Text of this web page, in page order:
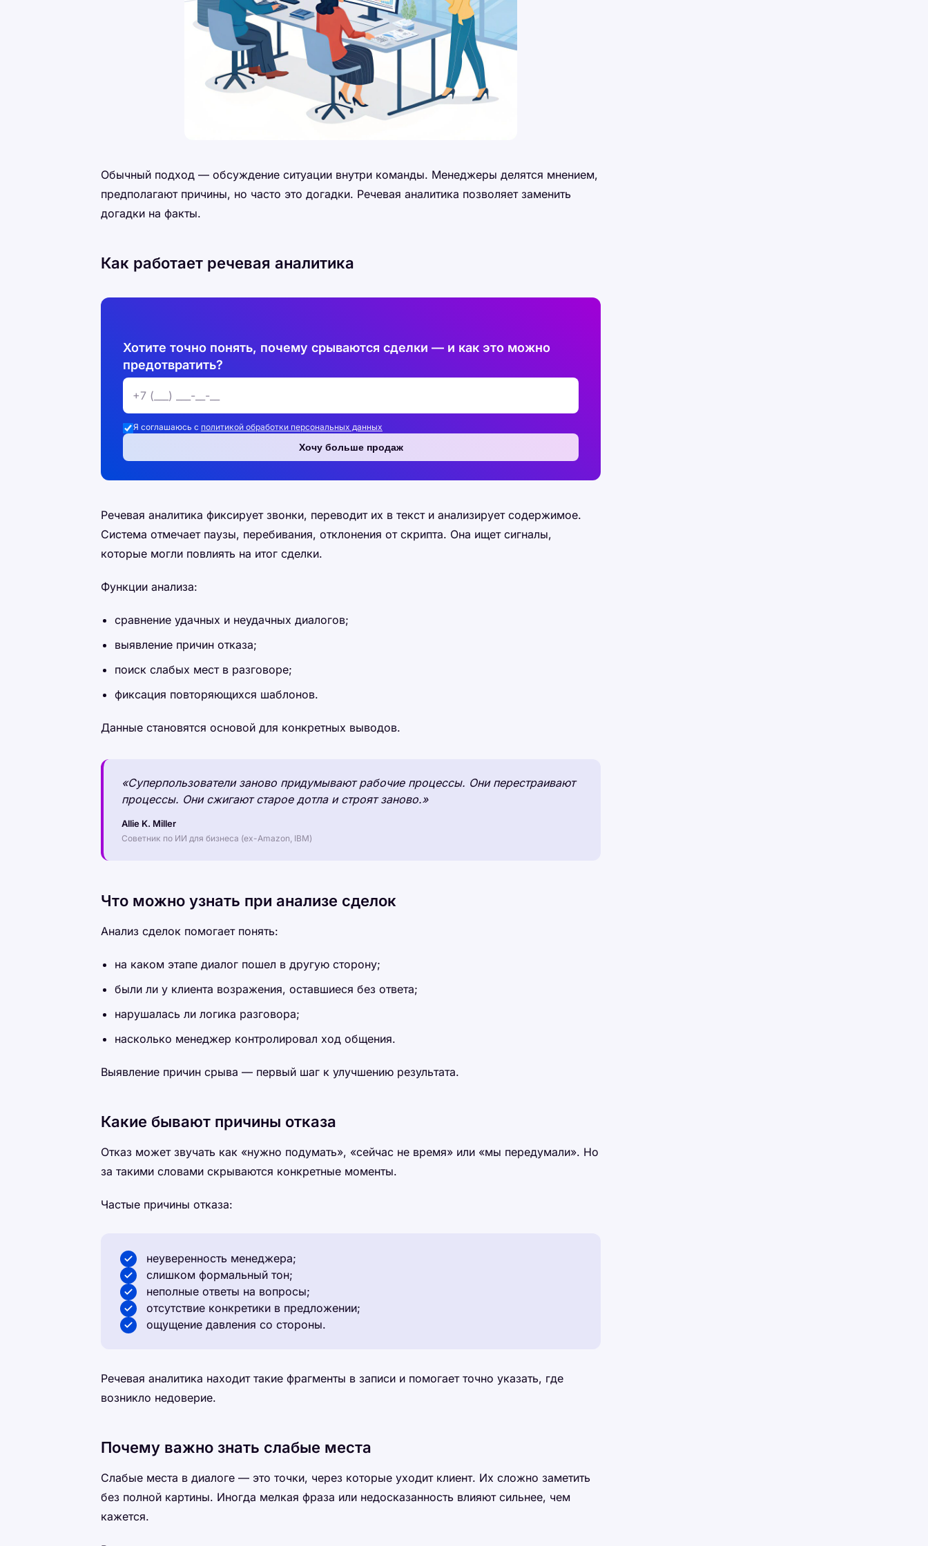
Обычный подход — обсуждение ситуации внутри команды. Менеджеры делятся мнением,
предполагают причины, но часто это догадки. Речевая аналитика позволяет заменить
догадки на факты.
Как работает речевая аналитика
Хотите точно понять, почему срываются сделки — и как это можно
предотвратить?
Я соглашаюсь с политикой обработки персональных данных
Хочу больше продаж
Речевая аналитика фиксирует звонки, переводит их в текст и анализирует содержимое.
Система отмечает паузы, перебивания, отклонения от скрипта. Она ищет сигналы,
которые могли повлиять на итог сделки.
Функции анализа:
сравнение удачных и неудачных диалогов;
выявление причин отказа;
поиск слабых мест в разговоре;
фиксация повторяющихся шаблонов.
Данные становятся основой для конкретных выводов.
«Суперпользователи заново придумывают рабочие процессы. Они перестраивают
процессы. Они сжигают старое дотла и строят заново.»
Allie K. Miller
Советник по ИИ для бизнеса (ex-Amazon, IBM)
Что можно узнать при анализе сделок
Анализ сделок помогает понять:
на каком этапе диалог пошел в другую сторону;
были ли у клиента возражения, оставшиеся без ответа;
нарушалась ли логика разговора;
насколько менеджер контролировал ход общения.
Выявление причин срыва — первый шаг к улучшению результата.
Какие бывают причины отказа
Отказ может звучать как «нужно подумать», «сейчас не время» или «мы передумали». Но
за такими словами скрываются конкретные моменты.
Частые причины отказа:
неуверенность менеджера;
слишком формальный тон;
неполные ответы на вопросы;
отсутствие конкретики в предложении;
ощущение давления со стороны.
Речевая аналитика находит такие фрагменты в записи и помогает точно указать, где
возникло недоверие.
Почему важно знать слабые места
Слабые места в диалоге — это точки, через которые уходит клиент. Их сложно заметить
без полной картины. Иногда мелкая фраза или недосказанность влияют сильнее, чем
кажется.